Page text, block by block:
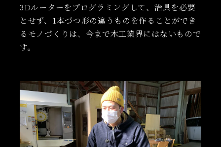
3Dルーターをプログラミングして、治具を必要
とせず、1本づつ形の違うものを作ることができ
るモノづくりは、今まで木工業界にはないもので
す。